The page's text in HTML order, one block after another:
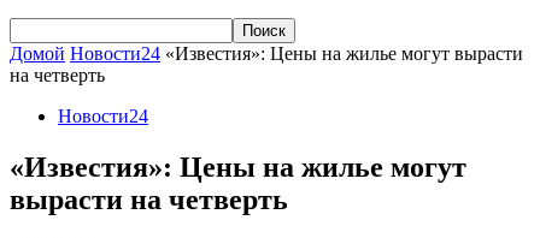
Домой Новости24 «Известия»: Цены на жилье могут вырасти
на четверть
Новости24
«Известия»: Цены на жилье могут
вырасти на четверть